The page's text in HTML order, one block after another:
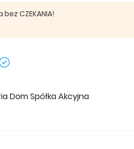
CZEKANIA!
Dom Spółka Akcyjna